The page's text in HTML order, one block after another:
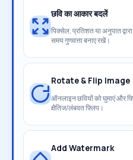
छवि का आकार बदलें
पिक्सेल, प्रतिशत या अनुपात
समय गुणवत्ता बनाए रखें।
Rotate & Flip Image
ऑनलाइन छवियों को घुमाएं और
क्षैतिज/लंबवत फ़्लिप।
Add Watermark